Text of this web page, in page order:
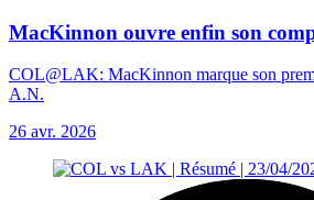
MacKinnon ouvre enfin son
COL@LAK: MacKinnon marque son
A.N.
26 avr. 2026